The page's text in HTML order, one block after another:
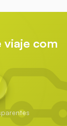
viaje com